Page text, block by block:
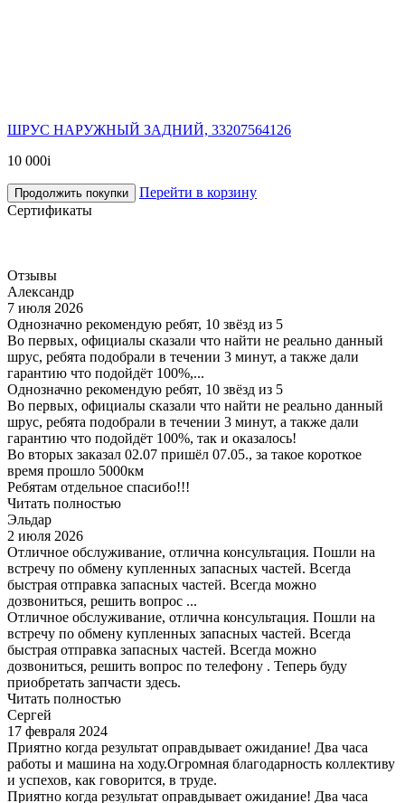
ШРУС НАРУЖНЫЙ ЗАДНИЙ, 33207564126
10 000i
Продолжить покупки
Перейти в корзину
Сертификаты
Отзывы
Александр
7 июля 2026
Однозначно рекомендую ребят, 10 звёзд из 5
Во первых, официалы сказали что найти не реально данный
шрус, ребята подобрали в течении 3 минут, а также дали
гарантию что подойдёт 100%,...
Однозначно рекомендую ребят, 10 звёзд из 5
Во первых, официалы сказали что найти не реально данный
шрус, ребята подобрали в течении 3 минут, а также дали
гарантию что подойдёт 100%, так и оказалось!
Во вторых заказал 02.07 пришёл 07.05., за такое короткое
время прошло 5000км
Ребятам отдельное спасибо!!!
Читать полностью
Эльдар
2 июля 2026
Отличное обслуживание, отлична консультация. Пошли на
встречу по обмену купленных запасных частей. Всегда
быстрая отправка запасных частей. Всегда можно
дозвониться, решить вопрос ...
Отличное обслуживание, отлична консультация. Пошли на
встречу по обмену купленных запасных частей. Всегда
быстрая отправка запасных частей. Всегда можно
дозвониться, решить вопрос по телефону . Теперь буду
приобретать запчасти здесь.
Читать полностью
Сергей
17 февраля 2024
Приятно когда результат оправдывает ожидание! Два часа
работы и машина на ходу.Огромная благодарность коллективу
и успехов, как говорится, в труде.
Приятно когда результат оправдывает ожидание! Два часа